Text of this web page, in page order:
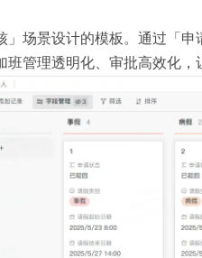
」场景设计的模板。通过「
班管理透明化、审批高效化